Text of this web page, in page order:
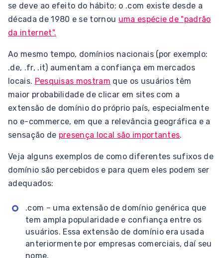
se deve ao efeito do hábito: o .com existe desde a
década de 1980 e se tornou uma espécie de "padrão
da internet".
Ao mesmo tempo, domínios nacionais (por exemplo:
.de, .fr, .it) aumentam a confiança em mercados
locais. Pesquisas mostram que os usuários têm
maior probabilidade de clicar em sites com a
extensão de domínio do próprio país, especialmente
no e-commerce, em que a relevância geográfica e a
sensação de presença local são importantes.
Veja alguns exemplos de como diferentes sufixos de
domínio são percebidos e para quem eles podem ser
adequados:
.com – uma extensão de domínio genérica que
tem ampla popularidade e confiança entre os
usuários. Essa extensão de domínio era usada
anteriormente por empresas comerciais, daí seu
nome.